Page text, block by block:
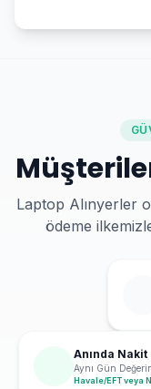
Laptop Alınyerler
ödeme
Anında Nakit
Aynı Gün
Havale/EFT veya